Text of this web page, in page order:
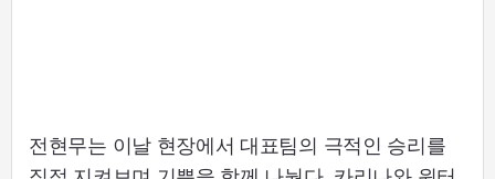
전현무는 이날 현장에서 대표팀의 극적인 승리를